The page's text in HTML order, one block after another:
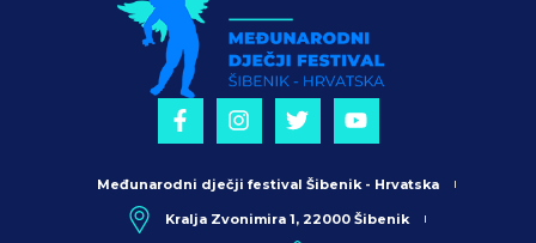
Međunarodni dječji festival Šibenik - Hrvatska
Kralja Zvonimira 1, 22000 Šibenik